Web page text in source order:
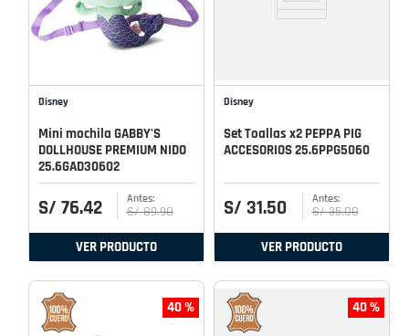
Disney
Mini mochila GABBY'S
DOLLHOUSE PREMIUM NIDO
25.6GAD30602
S/ 76.42 S/ 89.90
VER PRODUCTO
Disney
Set Toallas x2 PEPPA PIG
ACCESORIOS 25.6PPG5060
S/ 31.50 S/ 35.00
VER PRODUCTO
40 % 40 %